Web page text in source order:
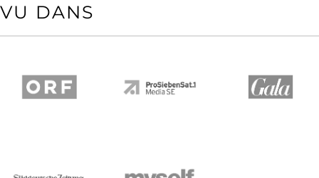
VU DANS